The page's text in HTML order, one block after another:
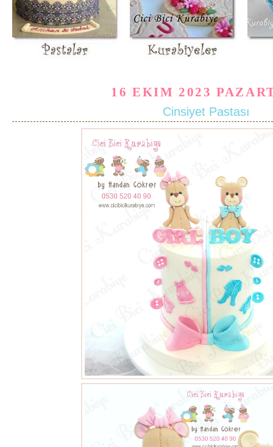
16 EKIM 2023
Cinsiyet Pastası